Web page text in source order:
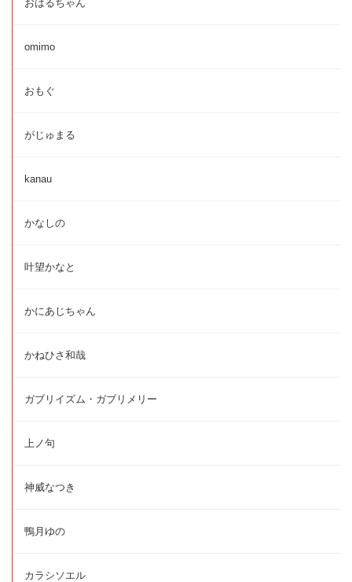
おはるちゃん
omimo
おもぐ
がじゅまる
kanau
かなしの
叶望かなと
かにあじちゃん
かねひさ和哉
ガブリイズム・ガブリメリー
上ノ句
神威なつき
鴨月ゆの
カラシソエル